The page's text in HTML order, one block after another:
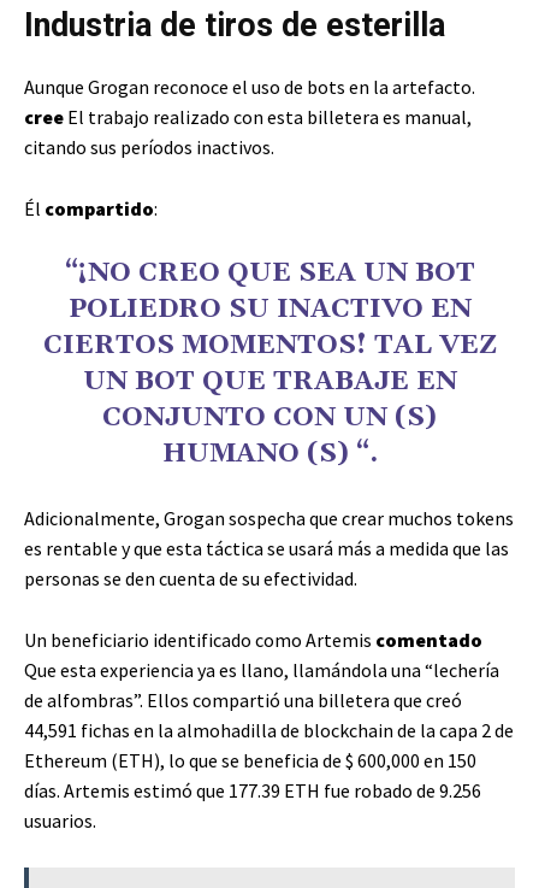
Industria de tiros de esterilla
Aunque Grogan reconoce el uso de bots en la artefacto.
cree El trabajo realizado con esta billetera es manual,
citando sus períodos inactivos.
Él compartido:
“¡NO CREO QUE SEA UN BOT
POLIEDRO SU INACTIVO EN
CIERTOS MOMENTOS! TAL VEZ
UN BOT QUE TRABAJE EN
CONJUNTO CON UN (S)
HUMANO (S) “.
Adicionalmente, Grogan sospecha que crear muchos tokens
es rentable y que esta táctica se usará más a medida que las
personas se den cuenta de su efectividad.
Un beneficiario identificado como Artemis comentado
Que esta experiencia ya es llano, llamándola una “lechería
de alfombras”. Ellos compartió una billetera que creó
44,591 fichas en la almohadilla de blockchain de la capa 2 de
Ethereum (ETH), lo que se beneficia de $ 600,000 en 150
días. Artemis estimó que 177.39 ETH fue robado de 9.256
usuarios.